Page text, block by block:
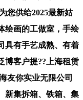
您供给2025最新姑
绘画的工做室，手绘
具有手艺成熟、有着
博客户提??上海租赁
友你实业无限公司
新集拆箱、铁箱、集